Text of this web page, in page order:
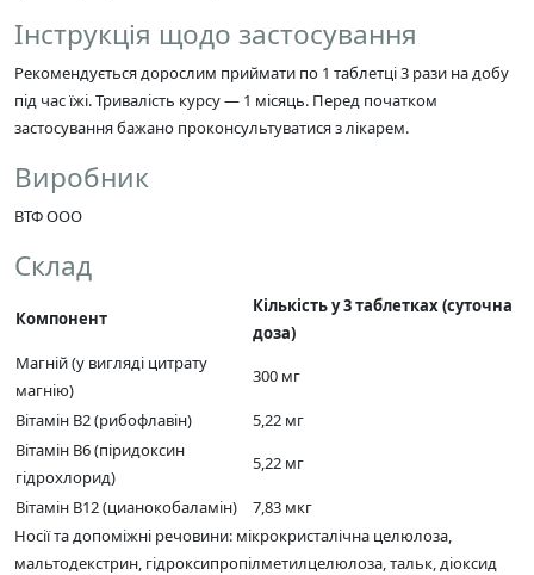
Інструкція щодо застосування
Рекомендується дорослим приймати по 1 таблетці 3 рази на добу
під час їжі. Тривалість курсу — 1 місяць. Перед початком
застосування бажано проконсультуватися з лікарем.
Виробник
ВТФ ООО
Склад
Компонент
Кількість у 3 таблетках (суточна
доза)
Магній (у вигляді цитрату
магнію)
300 мг
Вітамін В2 (рибофлавін)
5,22 мг
Вітамін В6 (піридоксин
гідрохлорид)
5,22 мг
Вітамін В12 (цианокобаламін)
7,83 мкг
Носії та допоміжні речовини: мікрокристалічна целюлоза,
мальтодекстрин, гідроксипропілметилцелюлоза, тальк, діоксид